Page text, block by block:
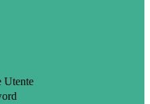
Utente